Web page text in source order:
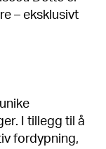
– eksklusivt
I tillegg til å
fordypning,